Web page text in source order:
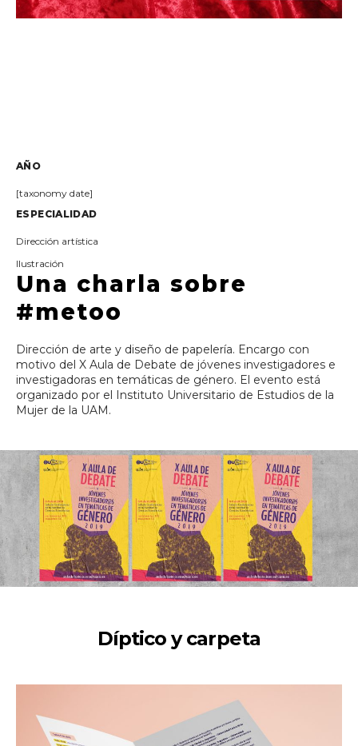
AÑO
[taxonomy date]
ESPECIALIDAD
Dirección artística
Ilustración
Una charla sobre
#metoo
Dirección de arte y diseño de papelería. Encargo con
motivo del X Aula de Debate de jóvenes investigadores e
investigadoras en temáticas de género. El evento está
organizado por el Instituto Universitario de Estudios de la
Mujer de la UAM.
Díptico y carpeta